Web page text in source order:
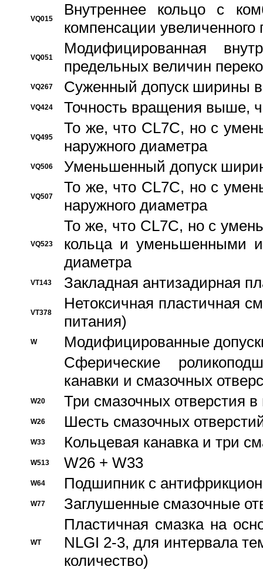
VQ015
Bнутреннее кольцо с
компенсации увеличенного
VQ051
Модифицированная
предельных величин
VQ267 Суженный допуск ширины
VQ424 Точность вращения выше,
VQ495
То же, что CL7C, но с
наружного диаметра
VQ506 Уменьшенный допуск
VQ507
То же, что CL7C, но с
наружного диаметра
VQ523
То же, что CL7C, но с
кольца и уменьшенными
диаметра
VT143 Закладная антизадирная
VT378
Нетоксичная пластичная
питания)
W
Модифицированные
Сферические
канавки и смазочных
W20 Три смазочных отверстия
W26 Шесть смазочных
W33 Кольцевая канавка и три
W513 W26 + W33
W64 Подшипник с
W77 Заглушенные смазочные
WT
Пластичная смазка на
NLGI 2-3, для интервала
количество)